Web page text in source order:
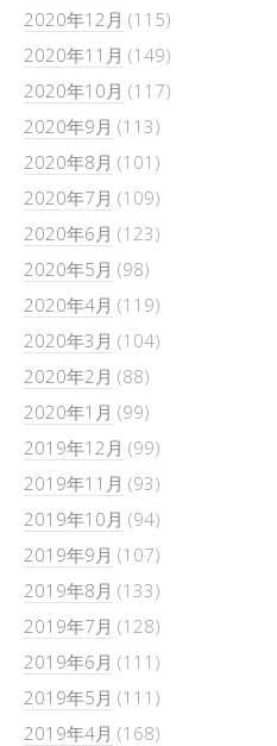
2020年12月 (115)
2020年11月 (149)
2020年10月 (117)
2020年9月 (113)
2020年8月 (101)
2020年7月 (109)
2020年6月 (123)
2020年5月 (98)
2020年4月 (119)
2020年3月 (104)
2020年2月 (88)
2020年1月 (99)
2019年12月 (99)
2019年11月 (93)
2019年10月 (94)
2019年9月 (107)
2019年8月 (133)
2019年7月 (128)
2019年6月 (111)
2019年5月 (111)
2019年4月 (168)